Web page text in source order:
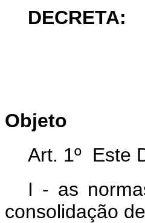
DECRETA:
Objeto
Art. 1º Este
I - as
consolidação